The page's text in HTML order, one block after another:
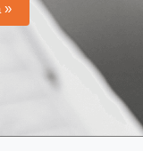
»